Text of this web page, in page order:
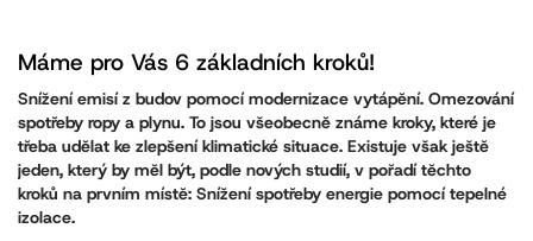
Máme pro Vás 6 základních kroků!
Snížení emisí z budov pomocí modernizace vytápění. Omezování
spotřeby ropy a plynu. To jsou všeobecně známe kroky, které je
třeba udělat ke zlepšení klimatické situace. Existuje však ještě
jeden, který by měl být, podle nových studií, v pořadí těchto
kroků na prvním místě: Snížení spotřeby energie pomocí tepelné
izolace.